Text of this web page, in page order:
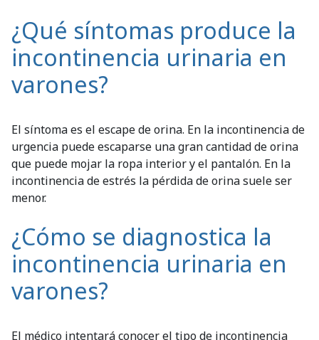
¿Qué síntomas produce la
incontinencia urinaria en
varones?
El síntoma es el escape de orina. En la incontinencia de
urgencia puede escaparse una gran cantidad de orina
que puede mojar la ropa interior y el pantalón. En la
incontinencia de estrés la pérdida de orina suele ser
menor.
¿Cómo se diagnostica la
incontinencia urinaria en
varones?
El médico intentará conocer el tipo de incontinencia